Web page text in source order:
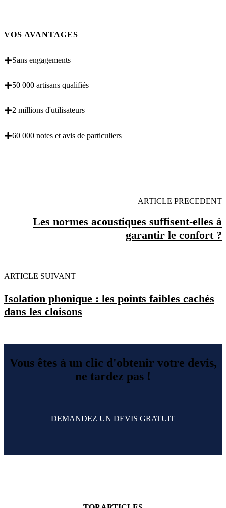
VOS AVANTAGES
Sans engagements
50 000 artisans qualifiés
2 millions d'utilisateurs
60 000 notes et avis de particuliers
ARTICLE PRECEDENT
Les normes acoustiques suffisent-elles à
garantir le confort ?
ARTICLE SUIVANT
Isolation phonique : les points faibles cachés
dans les cloisons
Vous êtes à un clic d'obtenir votre devis,
ne tardez pas !
DEMANDEZ UN DEVIS GRATUIT